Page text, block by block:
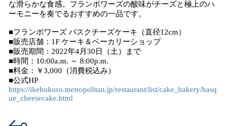
な滑らかな食感。フランボワーズの酸味がチーズと極上のハ
ーモニーを奏でるおすすめの一品です。
■フランボワーズ バスクチーズケーキ（直径12cm）
■販売店舗：1F ケーキ＆ベーカリーショップ
■販売期間：2022年4月30日（土）まで
■時間：10:00a.m. ～ 8:00p.m.
■料金：￥3,000（消費税込み）
■公式HP
https://ikebukuro.metropolitan.jp/restaurant/list/cake_bakery/basq
ue_cheesecake.html